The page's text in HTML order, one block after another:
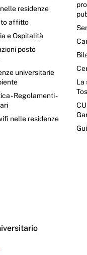
residenze
affitto
e Ospitalità
posto
universitarie
- Regolamenti -
nelle residenze
La